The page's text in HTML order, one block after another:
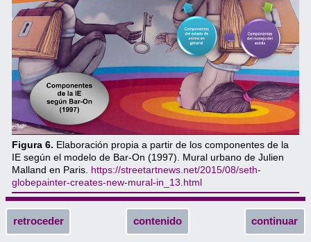
Figura 6. Elaboración propia a partir de los componentes de la
IE según el modelo de Bar-On (1997). Mural urbano de Julien
Malland en Paris. https://streetartnews.net/2015/08/seth-
globepainter-creates-new-mural-in_13.html
retroceder contenido continuar